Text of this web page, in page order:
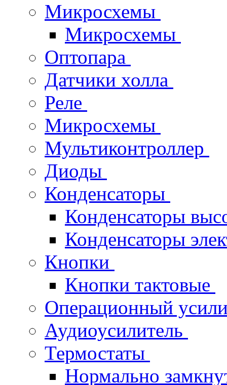
Микросхемы
Микросхемы
Оптопара
Датчики холла
Реле
Микросхемы
Мультиконтроллер
Диоды
Конденсаторы
Конденсаторы
Конденсаторы
Кнопки
Кнопки тактовые
Операционный
Аудиоусилитель
Термостаты
Нормально